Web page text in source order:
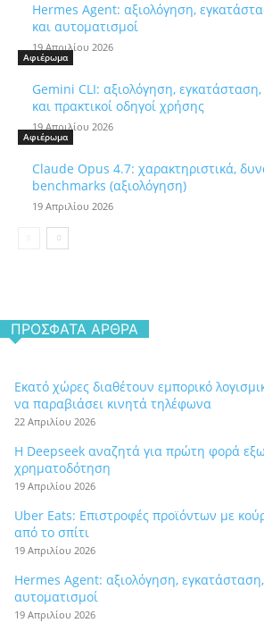
Hermes Agent: αξιολόγηση,
και αυτοματισμοί
19 Απριλίου 2026
Αφιέρωμα
Gemini CLI: αξιολόγηση,
και πρακτικοί οδηγοί χρήσης
19 Απριλίου 2026
Αφιέρωμα
Claude Opus 4.7: χαρακτηριστικά,
benchmarks (αξιολόγηση)
19 Απριλίου 2026
ΠΡΌΣΦΑΤΑ ΆΡΘΡΑ
Εκατό χώρες διαθέτουν εμπορικό
να παραβιάσει κινητά τηλέφωνα
22 Απριλίου 2026
Η Deepseek αναζητά για πρώτη φορά
χρηματοδότηση
19 Απριλίου 2026
Uber Eats: Επιστροφές προϊόντων με
από το σπίτι
19 Απριλίου 2026
Hermes Agent: αξιολόγηση,
αυτοματισμοί
19 Απριλίου 2026